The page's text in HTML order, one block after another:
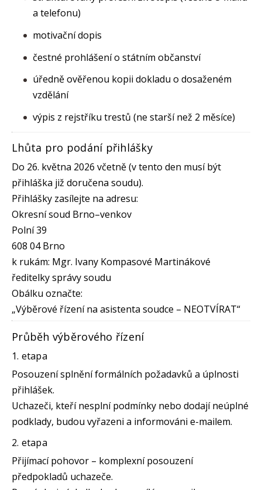
a telefonu)
motivační dopis
čestné prohlášení o státním občanství
úředně ověřenou kopii dokladu o dosaženém
vzdělání
výpis z rejstříku trestů (ne starší než 2 měsíce)
Lhůta pro podání přihlášky
Do 26. května 2026 včetně (v tento den musí být
přihláška již doručena soudu).
Přihlášky zasílejte na adresu:
Okresní soud Brno–venkov
Polní 39
608 04 Brno
k rukám: Mgr. Ivany Kompasové Martinákové
ředitelky správy soudu
Obálku označte:
„Výběrové řízení na asistenta soudce – NEOTVÍRAT“
Průběh výběrového řízení
1. etapa
Posouzení splnění formálních požadavků a úplnosti
přihlášek.
Uchazeči, kteří nesplní podmínky nebo dodají neúplné
podklady, budou vyřazeni a informováni e-mailem.
2. etapa
Přijímací pohovor – komplexní posouzení
předpokladů uchazeče.